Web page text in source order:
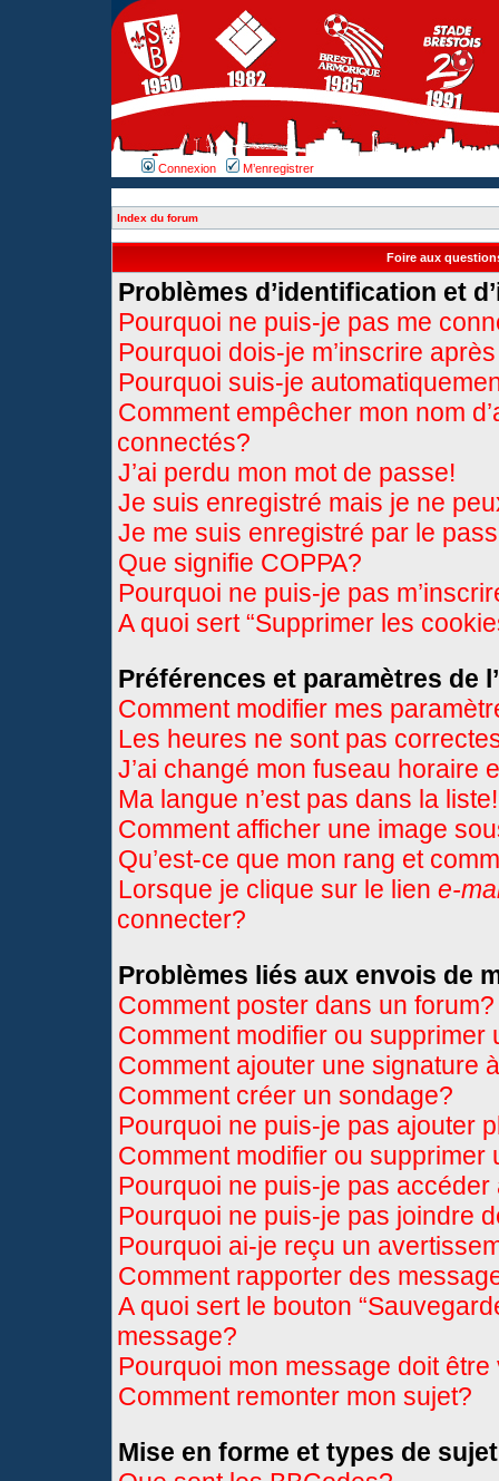
Connexion M’enregistrer
Index du forum
Foire aux
Problèmes d’identification et
Pourquoi ne puis-je pas me
Pourquoi dois-je m’inscrire
Pourquoi suis-je
Comment empêcher mon nom
connectés?
J’ai perdu mon mot de passe!
Je suis enregistré mais je ne
Je me suis enregistré par le
Que signifie COPPA?
Pourquoi ne puis-je pas
A quoi sert “Supprimer les
Préférences et paramètres de
Comment modifier mes
Les heures ne sont pas
J’ai changé mon fuseau horaire
Ma langue n’est pas dans la liste!
Comment afficher une image
Qu’est-ce que mon rang et
Lorsque je clique sur le lien e-
connecter?
Problèmes liés aux envois de
Comment poster dans un forum?
Comment modifier ou supprimer
Comment ajouter une signature
Comment créer un sondage?
Pourquoi ne puis-je pas ajouter
Comment modifier ou supprimer
Pourquoi ne puis-je pas accéder
Pourquoi ne puis-je pas joindre
Pourquoi ai-je reçu un
Comment rapporter des
A quoi sert le bouton
message?
Pourquoi mon message doit être
Comment remonter mon sujet?
Mise en forme et types de sujet